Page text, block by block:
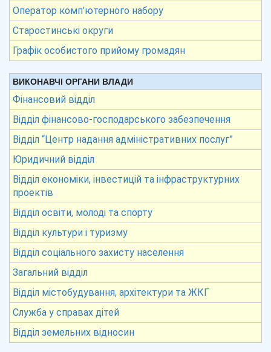
Оператор комп’ютерного набору
Старостинські округи
Графік особистого прийому громадян
ВИКОНАВЧІ ОРГАНИ ВЛАДИ
Фінансовий відділ
Відділ фінансово-господарського забезпечення
Відділ “Центр надання адміністративних послуг”
Юридичний відділ
Відділ економіки, інвестицій та інфраструктурних
проектів
Відділ освіти, молоді та спорту
Відділ культури і туризму
Відділ соціального захисту населення
Загальний відділ
Відділ містобудування, архітектури та ЖКГ
Служба у справах дітей
Відділ земельних відносин